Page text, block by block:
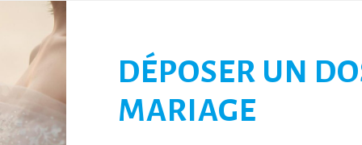
DÉPOSER UN
MARIAGE